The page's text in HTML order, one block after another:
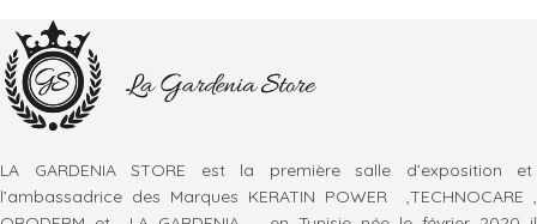
LA GARDENIA STORE est la première salle d’exposition et
l’ambassadrice des Marques KERATIN POWER ,TECHNOCARE ,